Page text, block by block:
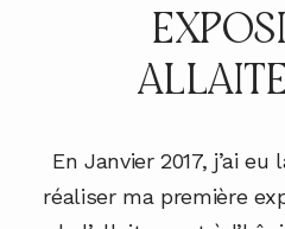
En Janvier 2017, j’ai
réaliser ma première